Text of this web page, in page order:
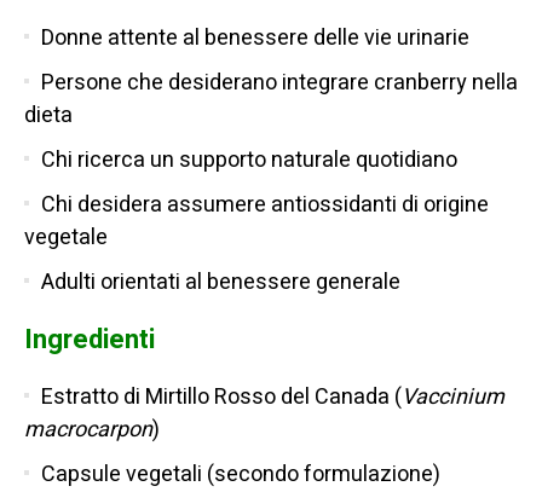
Donne attente al benessere delle vie urinarie
Persone che desiderano integrare cranberry nella
dieta
Chi ricerca un supporto naturale quotidiano
Chi desidera assumere antiossidanti di origine
vegetale
Adulti orientati al benessere generale
Ingredienti
Estratto di Mirtillo Rosso del Canada (Vaccinium
macrocarpon)
Capsule vegetali (secondo formulazione)